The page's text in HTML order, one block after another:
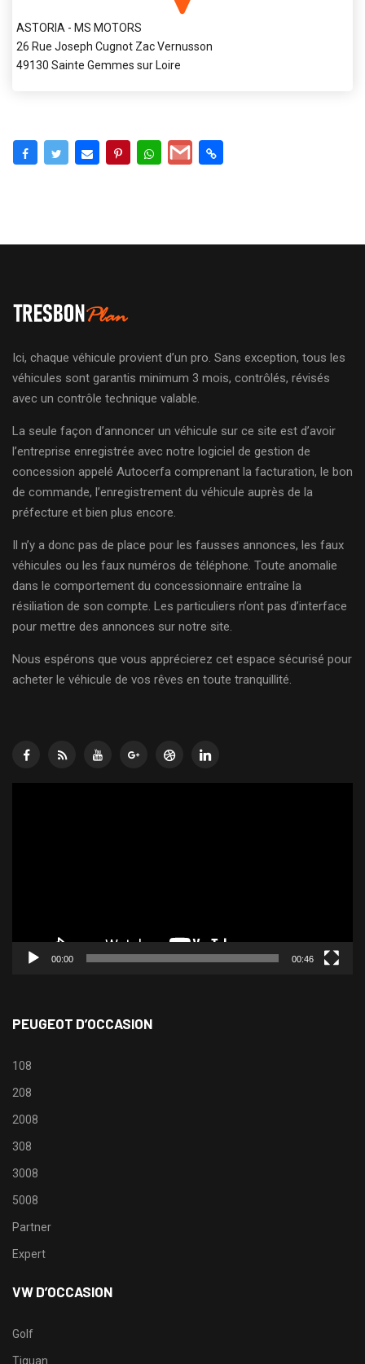
ASTORIA - MS MOTORS
26 Rue Joseph Cugnot Zac Vernusson
49130 Sainte Gemmes sur Loire
Ici, chaque véhicule provient d’un pro. Sans exception, tous les
véhicules sont garantis minimum 3 mois, contrôlés, révisés
avec un contrôle technique valable.
La seule façon d’annoncer un véhicule sur ce site est d’avoir
l’entreprise enregistrée avec notre logiciel de gestion de
concession appelé Autocerfa comprenant la facturation, le bon
de commande, l’enregistrement du véhicule auprès de la
préfecture et bien plus encore.
Il n’y a donc pas de place pour les fausses annonces, les faux
véhicules ou les faux numéros de téléphone. Toute anomalie
dans le comportement du concessionnaire entraîne la
résiliation de son compte. Les particuliers n’ont pas d’interface
pour mettre des annonces sur notre site.
Nous espérons que vous apprécierez cet espace sécurisé pour
acheter le véhicule de vos rêves en toute tranquillité.
00:00 00:46
PEUGEOT D’OCCASION
108
208
2008
308
3008
5008
Partner
Expert
VW D’OCCASION
Golf
Tiguan